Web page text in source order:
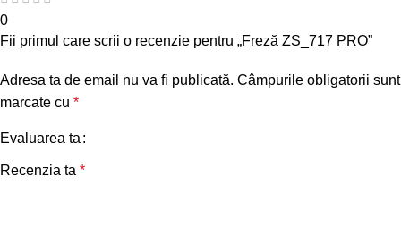
0
Fii primul care scrii o recenzie pentru „Freză ZS_717 PRO”
Adresa ta de email nu va fi publicată. Câmpurile obligatorii sunt
marcate cu *
Evaluarea ta
Recenzia ta *